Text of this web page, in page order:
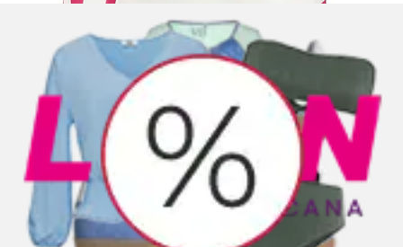
Shopper »Strandtasche, Schultertasche,
Korbtasche, Tragetasche, Einkaufstasche« in...
Vivance
Aktueller Preis
39,99 €